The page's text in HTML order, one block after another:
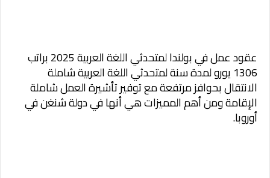
عقود عمل في بولندا لمتحدثي اللغة العربية 2025 براتب
1306 يورو لمدة سنة لمتحدثي اللغة العربية شاملة
الانتقال بحوافز مرتفعة مع توفير تأشيرة العمل شاملة
الإقامة ومن أهم المميزات هي أنها في دولة شنغن في
أوروبا.